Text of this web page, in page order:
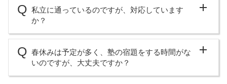
私立に通っているのですが、対応しています
か？
春休みは予定が多く、塾の宿題をする時間がな
いのですが、大丈夫ですか？